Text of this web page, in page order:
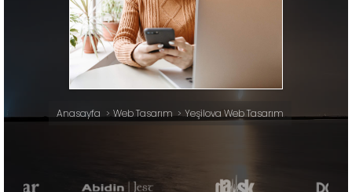
Anasayfa Web Tasarım Yeşilova Web Tasarım